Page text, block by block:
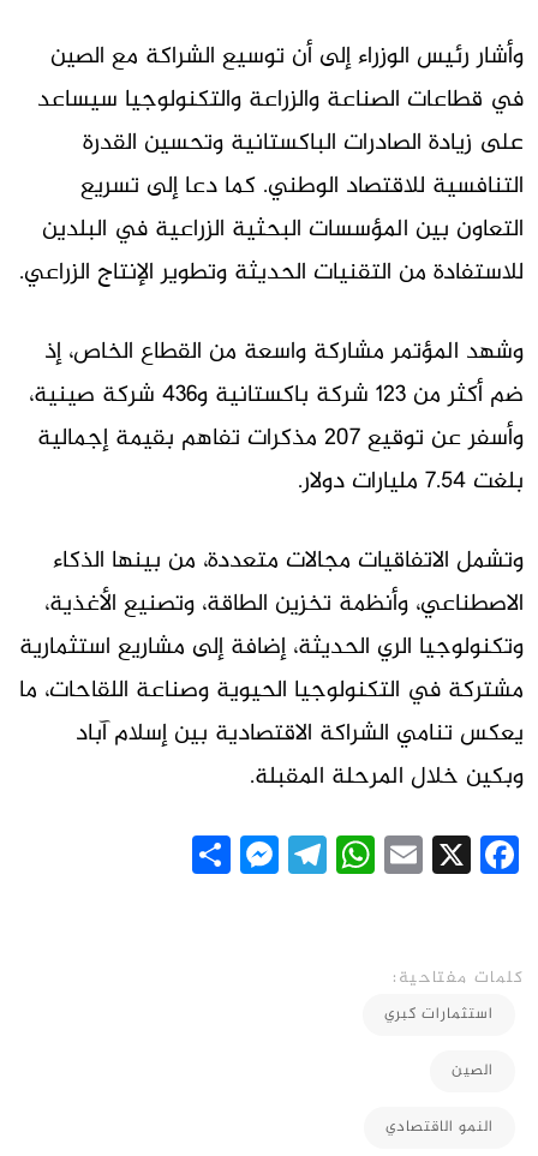
وأشار رئيس الوزراء إلى أن توسيع الشراكة مع الصين
في قطاعات الصناعة والزراعة والتكنولوجيا سيساعد
على زيادة الصادرات الباكستانية وتحسين القدرة
التنافسية للاقتصاد الوطني. كما دعا إلى تسريع
التعاون بين المؤسسات البحثية الزراعية في البلدين
للاستفادة من التقنيات الحديثة وتطوير الإنتاج الزراعي.
وشهد المؤتمر مشاركة واسعة من القطاع الخاص، إذ
ضم أكثر من 123 شركة باكستانية و436 شركة صينية،
وأسفر عن توقيع 207 مذكرات تفاهم بقيمة إجمالية
بلغت 7.54 مليارات دولار.
وتشمل الاتفاقيات مجالات متعددة، من بينها الذكاء
الاصطناعي، وأنظمة تخزين الطاقة، وتصنيع الأغذية،
وتكنولوجيا الري الحديثة، إضافة إلى مشاريع استثمارية
مشتركة في التكنولوجيا الحيوية وصناعة اللقاحات، ما
يعكس تنامي الشراكة الاقتصادية بين إسلام آباد
وبكين خلال المرحلة المقبلة.
Facebook
X
Email
WhatsApp
Telegram
Messenger
كلمات مفتاحية:
استثمارات كبري
الصين
النمو الاقتصادي